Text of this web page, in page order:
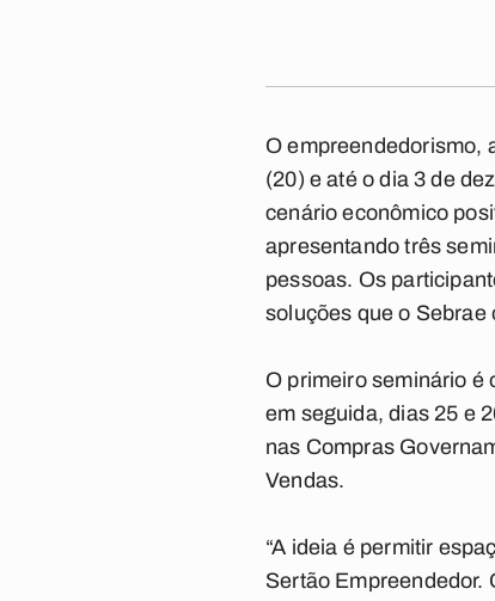
O empreendedorismo,
(20) e até o dia 3 de
cenário econômico
apresentando três
pessoas. Os
soluções que o Sebrae
O primeiro seminário é
em seguida, dias 25 e
nas Compras
Vendas.
“A ideia é permitir
Sertão Empreendedor.